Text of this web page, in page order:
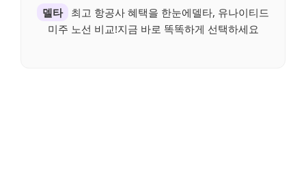
델타
최고 항공사 혜택을 한눈에델타, 유나이티드
미주 노선 비교!지금 바로 똑똑하게 선택하세요